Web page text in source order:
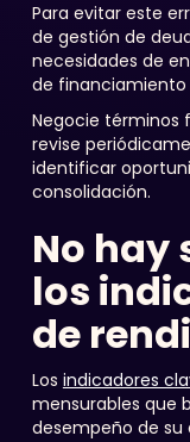
Para evitar este
de gestión de
necesidades de
de financiamiento
Negocie términos
revise
identificar
consolidación.
No hay
los
de
Los indicadores
mensurables que
desempeño de su